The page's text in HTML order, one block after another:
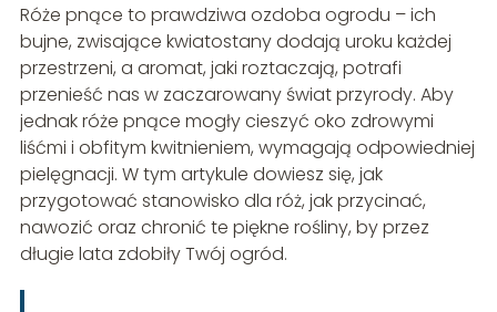
Róże pnące to prawdziwa ozdoba ogrodu – ich
bujne, zwisające kwiatostany dodają uroku każdej
przestrzeni, a aromat, jaki roztaczają, potrafi
przenieść nas w zaczarowany świat przyrody. Aby
jednak róże pnące mogły cieszyć oko zdrowymi
liśćmi i obfitym kwitnieniem, wymagają odpowiedniej
pielęgnacji. W tym artykule dowiesz się, jak
przygotować stanowisko dla róż, jak przycinać,
nawozić oraz chronić te piękne rośliny, by przez
długie lata zdobiły Twój ogród.